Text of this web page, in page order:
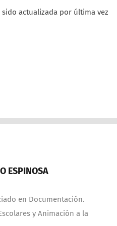
actualizada por última vez
ESPINOSA
en Documentación.
y Animación a la